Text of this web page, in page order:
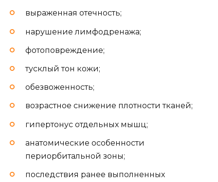
выраженная отечность;
нарушение лимфодренажа;
фотоповреждение;
тусклый тон кожи;
обезвоженность;
возрастное снижение плотности тканей;
гипертонус отдельных мышц;
анатомические особенности
периорбитальной зоны;
последствия ранее выполненных